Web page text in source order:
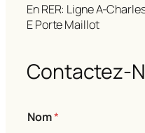
En RER: Ligne A-
E Porte Maillot
Contactez-
Nom*